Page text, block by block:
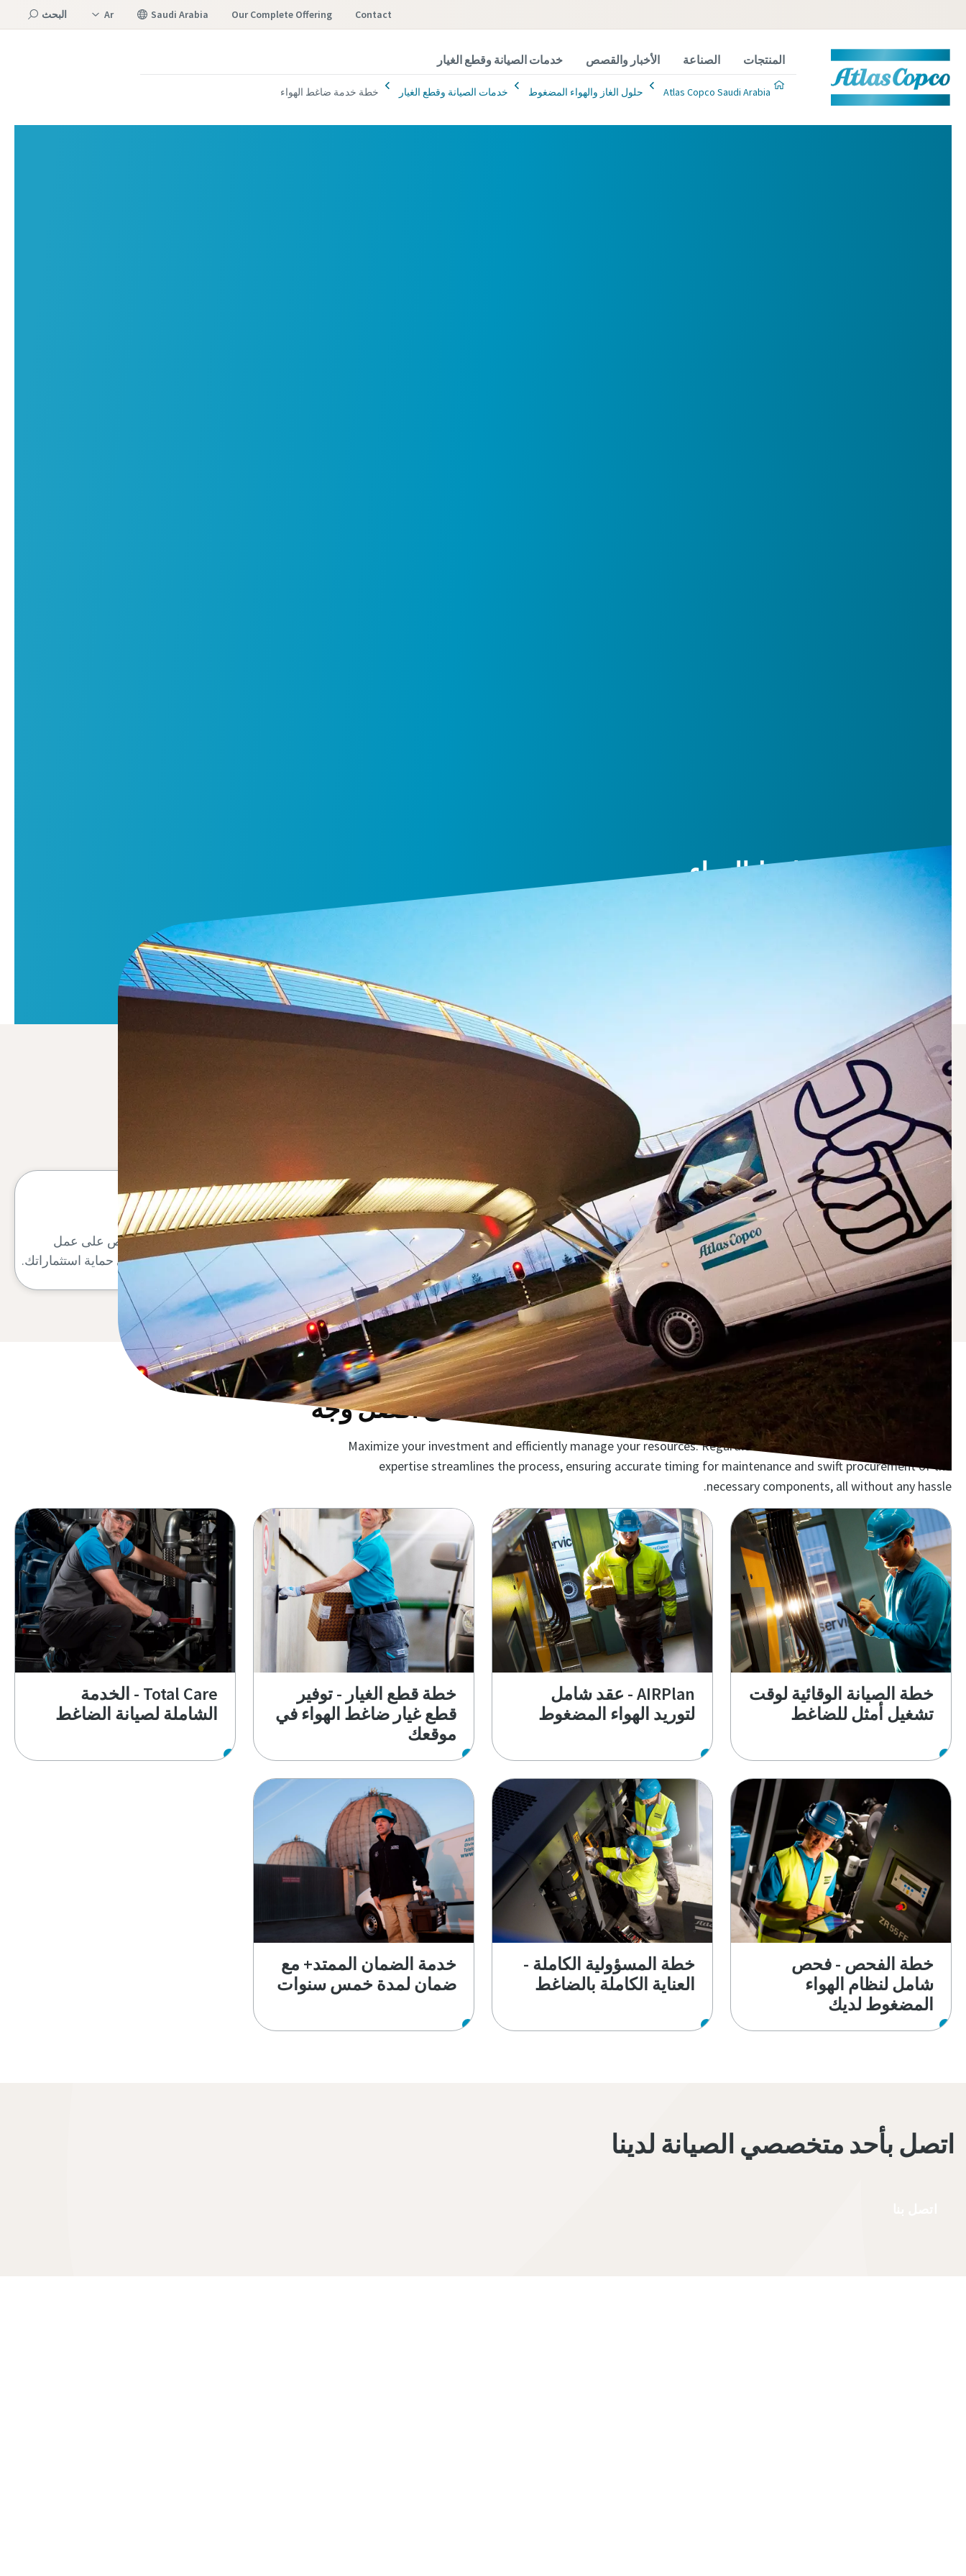
Contact
Our Complete Offering
Saudi Arabia
Ar البحث
المنتجات الصناعة الأخبار والقصص خدمات الصيانة وقطع الغيار
Atlas Copco Saudi Arabia حلول الغاز والهواء المضغوط خدمات الصيانة وقطع الغيار خطة خدمة ضاغط الهواء
خطة خدمة ضاغط الهواء
يمكنك خفض التكلفة الإجمالية للملكية والاستفادة من الأداء الأمثل للضاغط من خلال وضع خطة لصيانة ضاغط الهواء.
لماذا تختار خطة لصيانة الضاغط؟
Compressed air may be vital to your production process. Selecting the right service level will keep your production
running efficiently while keeping operational costs under control.
توفير التكاليف
تؤدي الصيانة المثالية إلى خفض التكلفة التشغيلية لنظام
الهواء المضغوط.
زيادة الكفاءة التشغيلية
بفضل خبرتنا في مجال الصيانة، تمكن إدارة الموارد
بسهولة أكبر.
وقت تشغيل وأداء فائقان
تحافظ الخدمة التي يقدمها فني متخصص على عمل
معداتك كما ينبغي لها، وهو ما يسهم في حماية استثماراتك.
اكتشف حل صيانة الضاغط الذي يلبي احتياجاتك على أفضل وجه
Maximize your investment and efficiently manage your resources. Regardless of the service level you opt for, our
expertise streamlines the process, ensuring accurate timing for maintenance and swift procurement of the
necessary components, all without any hassle.
خطة الصيانة الوقائية لوقت
تشغيل أمثل للضاغط
AIRPlan - عقد شامل
لتوريد الهواء المضغوط
خطة قطع الغيار - توفير
قطع غيار ضاغط الهواء في
موقعك
Total Care - الخدمة
الشاملة لصيانة الضاغط
خطة الفحص - فحص
شامل لنظام الهواء
المضغوط لديك
خطة المسؤولية الكاملة -
العناية الكاملة بالضاغط
خدمة الضمان الممتد+ مع
ضمان لمدة خمس سنوات
اتصل بأحد متخصصي الصيانة لدينا